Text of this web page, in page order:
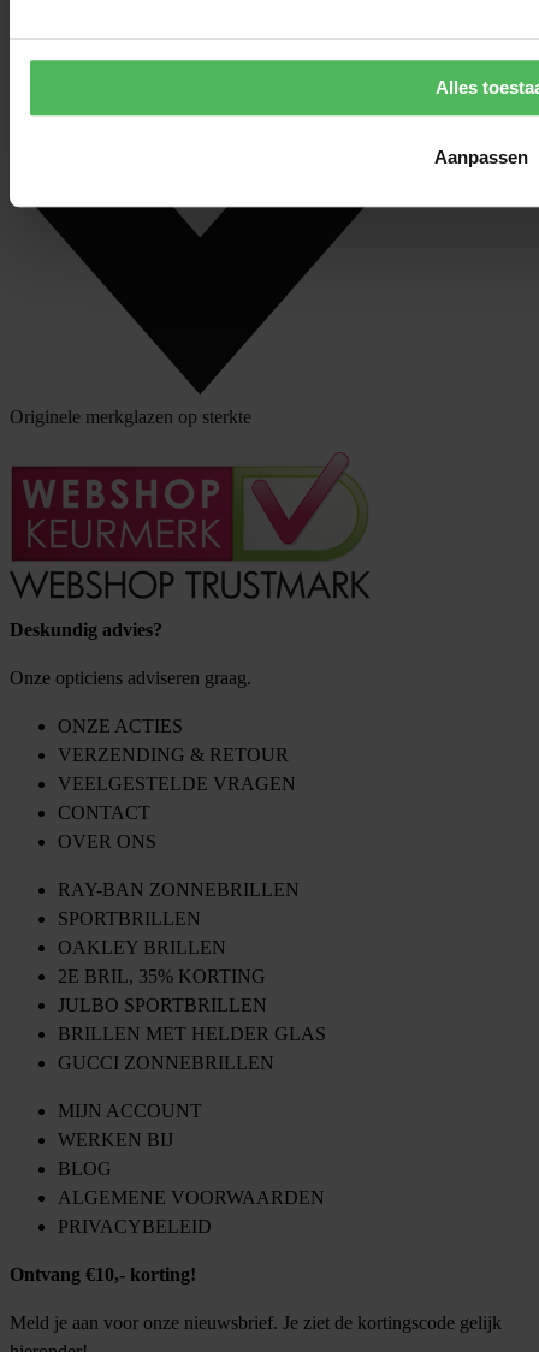
Alles
Aanpassen
Klantbeoordeling
Originele merkglazen op sterkte
Deskundig advies?
Onze opticiens adviseren graag.
ONZE ACTIES
VERZENDING & RETOUR
VEELGESTELDE VRAGEN
CONTACT
OVER ONS
RAY-BAN ZONNEBRILLEN
SPORTBRILLEN
OAKLEY BRILLEN
2E BRIL, 35% KORTING
JULBO SPORTBRILLEN
BRILLEN MET HELDER GLAS
GUCCI ZONNEBRILLEN
MIJN ACCOUNT
WERKEN BIJ
BLOG
ALGEMENE VOORWAARDEN
PRIVACYBELEID
Ontvang €10,- korting!
Meld je aan voor onze nieuwsbrief. Je ziet de kortingscode gelijk